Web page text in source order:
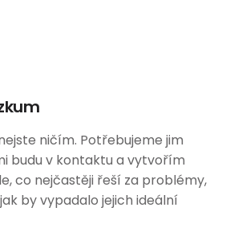
ničím. Potřebujeme jim
budu v kontaktu a vytvořím
co nejčastěji řeší za problémy,
by vypadalo jejich ideální